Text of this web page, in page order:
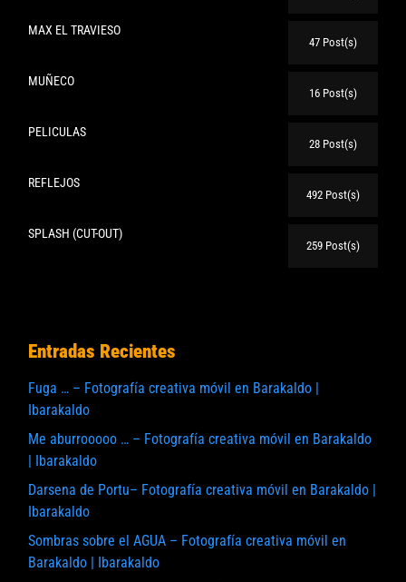
MAX EL TRAVIESO
47 Post(s)
MUÑECO
16 Post(s)
PELICULAS
28 Post(s)
REFLEJOS
492 Post(s)
SPLASH (CUT-OUT)
259 Post(s)
Entradas Recientes
Fuga … – Fotografía creativa móvil en Barakaldo |
Ibarakaldo
Me aburrooooo … – Fotografía creativa móvil en Barakaldo
| Ibarakaldo
Darsena de Portu– Fotografía creativa móvil en Barakaldo |
Ibarakaldo
Sombras sobre el AGUA – Fotografía creativa móvil en
Barakaldo | Ibarakaldo